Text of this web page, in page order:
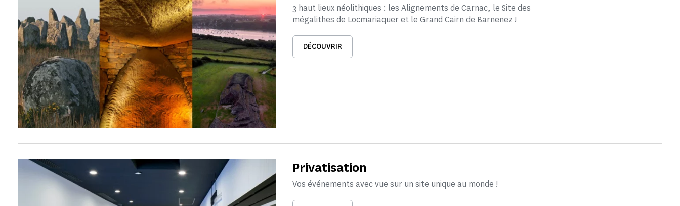
3 haut lieux néolithiques : les Alignements de Carnac, le Site des
mégalithes de Locmariaquer et le Grand Cairn de Barnenez !
DÉCOUVRIR
Privatisation
Vos événements avec vue sur un site unique au monde !